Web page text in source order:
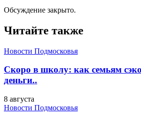
Обсуждение закрыто.
Читайте также
Новости Подмосковья
Скоро в школу: как семьям
деньги..
8 августа
Новости Подмосковья